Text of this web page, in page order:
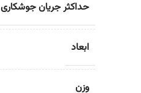
حداکثر جریان جوشکاری
ابعاد
وزن